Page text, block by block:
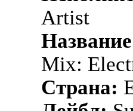
Artist
Mix:
Страна: